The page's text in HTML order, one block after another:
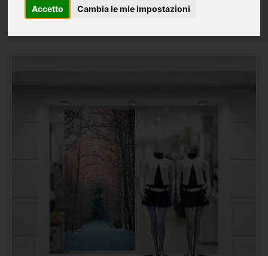
Accetto Cambia le mie impostazioni
Fondale Decorativo in pvc per vetrine negozi - Inv-